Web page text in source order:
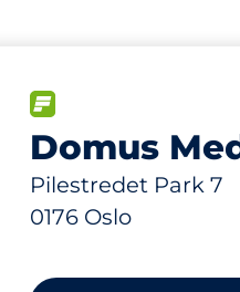
Domus
Pilestredet Park 7
0176 Oslo
302 m